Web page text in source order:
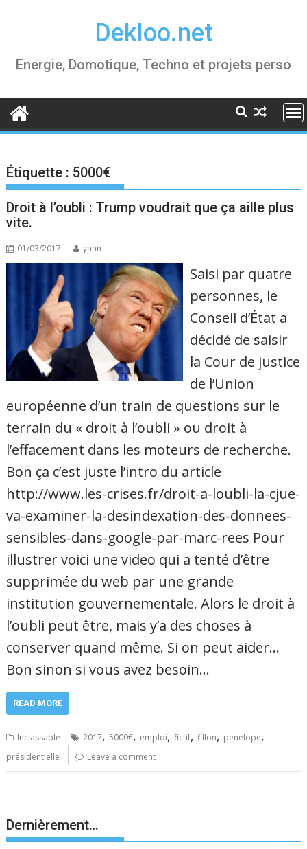
Dekloo.net
Energie, Domotique, Techno et projets perso
Étiquette : 5000€
Droit à l’oubli : Trump voudrait que ça aille plus
vite.
01/03/2017 yann
Saisi par quatre
personnes, le
Conseil d’État a
décidé de saisir
la Cour de justice
de l’Union
européenne d’un train de questions sur le
terrain du « droit à l’oubli » ou droit à
l’effacement dans les moteurs de recherche.
Bon ça c’est juste l’intro du article
http://www.les-crises.fr/droit-a-loubli-la-cjue-
va-examiner-la-desindexation-des-donnees-
sensibles-dans-google-par-marc-rees Pour
illustrer voici une video qui a tenté d’être
supprimée du web par une grande
institution gouvernementale. Alors le droit à
l’oubli peut être, mais y’a des choses à
conserver quand même. Si on peut aider…
Bon sinon si vous avez besoin…
READ MORE
Inclassable 2017,5000€, emploi,fictif,fillon, penelope,
présidentielle Leave a comment
Dernièrement…